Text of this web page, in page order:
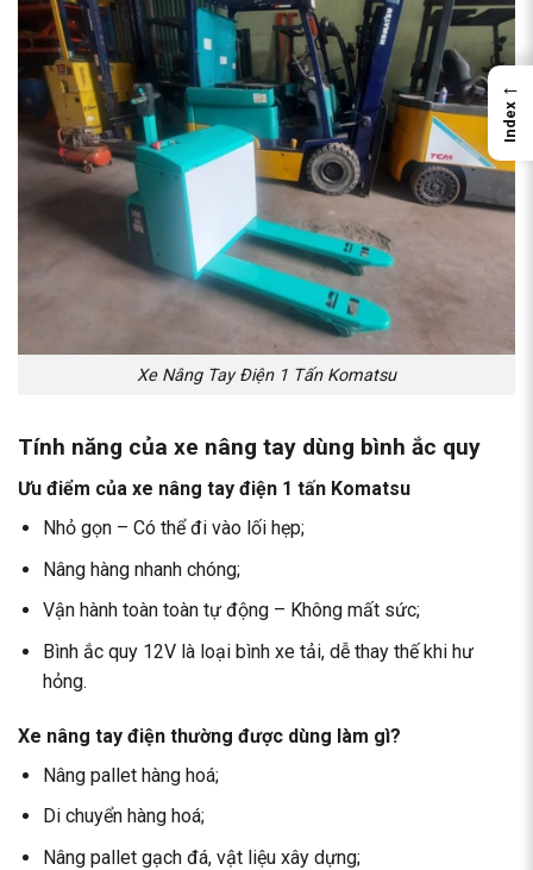
Xe Nâng Tay Điện 1 Tấn Komatsu
Tính năng của xe nâng tay dùng bình ắc quy
Ưu điểm của xe nâng tay điện 1 tấn Komatsu
Nhỏ gọn – Có thể đi vào lối hẹp;
Nâng hàng nhanh chóng;
Vận hành toàn toàn tự động – Không mất sức;
Bình ắc quy 12V là loại bình xe tải, dễ thay thế khi hư
hỏng.
Xe nâng tay điện thường được dùng làm gì?
Nâng pallet hàng hoá;
Di chuyển hàng hoá;
Nâng pallet gạch đá, vật liệu xây dựng;
←
Index